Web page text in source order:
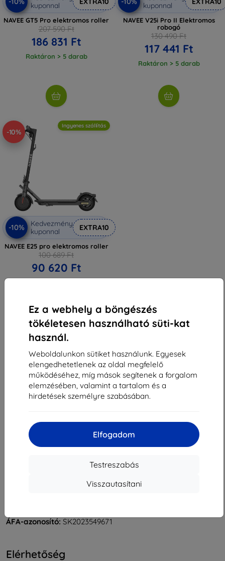
Ez a webhely a böngészés
tökéletesen használható süti-kat
használ.
Weboldalunkon sütiket használunk. Egyesek
elengedhetetlenek az oldal megfelelő
működéséhez, míg mások segítenek a forgalom
elemzésében, valamint a tartalom és a
hirdetések személyre szabásában.
Elfogadom
Testreszabás
Visszautasítani
kuponnal
NAVEE GT5 Pro elektromos roller
207 590 Ft
186 831 Ft
Raktáron > 5 darab
kuponnal
NAVEE V25i Pro II Elektromos
robogó
130 490 Ft
117 441 Ft
Raktáron > 5 darab
-10%
Ingyenes szállítás
-10%
Kedvezmény
kuponnal
EXTRA10
NAVEE E25 pro elektromos roller
100 689 Ft
90 620 Ft
Összes találat5.
Rudolf Mocka utca 3750/2A
ÁFA-azonosító: SK2023549671
Elérhetőség